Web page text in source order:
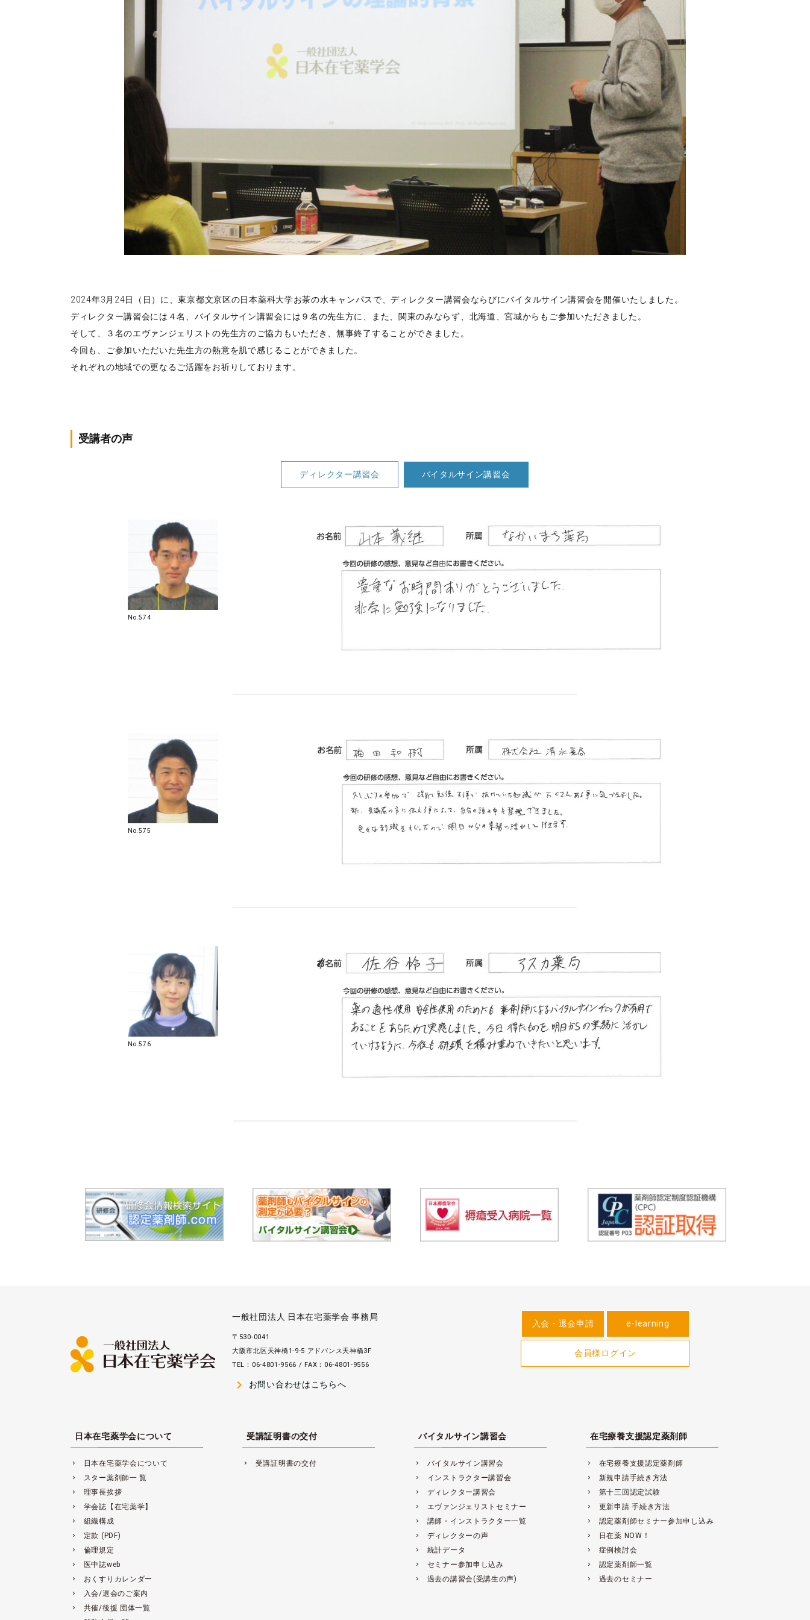
2024年3月24日（日）に、東京都文京区の日本薬科大学お茶の水キャンパスで、ディレクター講習会ならびにバイタルサイン講習会を開催いたしました。
ディレクター講習会には４名、バイタルサイン講習会には９名の先生方に、また、関東のみならず、北海道、宮城からもご参加いただきました。
そして、３名のエヴァンジェリストの先生方のご協力もいただき、無事終了することができました。
今回も、ご参加いただいた先生方の熱意を肌で感じることができました。
それぞれの地域での更なるご活躍をお祈りしております。
受講者の声
ディレクター講習会 バイタルサイン講習会
No.574
No.575
No.576
一般社団法人 日本在宅薬学会 事務局
〒530-0041
大阪市北区天神橋1-9-5 アドバンス天神橋3F
TEL：06-4801-9566 / FAX：06-4801-9556
navigate_next お問い合わせはこちらへ
入会・退会申請 e-learning
会員様ログイン
日本在宅薬学会について
navigate_next 日本在宅薬学会について
navigate_next スター薬剤師一 覧
navigate_next 理事長挨拶
navigate_next 学会誌【在宅薬学】
navigate_next 組織構成
navigate_next 定款 (PDF)
navigate_next 倫理規定
navigate_next 医中誌web
navigate_next おくすりカレンダー
navigate_next 入会/退会のご案内
navigate_next 共催/後援 団体一覧
受講証明書の交付
navigate_next 受講証明書の交付
バイタルサイン講習会
navigate_next バイタルサイン講習会
navigate_next インストラクター講習会
navigate_next ディレクター講習会
navigate_next エヴァンジェリストセミナー
navigate_next 講師・インストラクター一覧
navigate_next ディレクターの声
navigate_next 統計データ
navigate_next セミナー参加申し込み
navigate_next 過去の講習会(受講生の声)
在宅療養支援認定薬剤師
navigate_next 在宅療養支援認定薬剤師
navigate_next 新規申請手続き方法
navigate_next 第十三回認定試験
navigate_next 更新申請 手続き方法
navigate_next 認定薬剤師セミナー参加申し込み
navigate_next 日在薬 NOW！
navigate_next 症例検討会
navigate_next 認定薬剤師一覧
navigate_next 過去のセミナー